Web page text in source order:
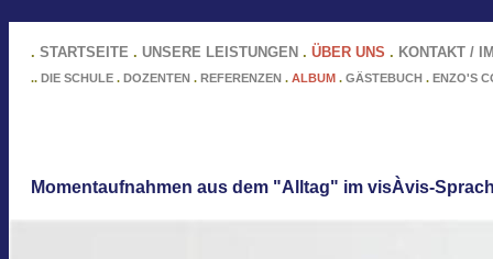
. STARTSEITE . UNSERE LEISTUNGEN . ÜBER UNS . KONTAKT /
.. DIE SCHULE . DOZENTEN . REFERENZEN . ALBUM . GÄSTEBUCH . ENZO'S
Momentaufnahmen aus dem "Alltag" im visÀvis-